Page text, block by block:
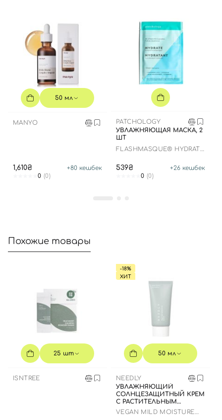
50 мл
MANYO
1,610₴ +80 кешбек
0 (0)
PATCHOLOGY
УВЛАЖНЯЮЩАЯ МАСКА, 2
ШТ
FLASHMASQUE® HYDRATE
539₴ +26 кешбек
0 (0)
Похожие товары
25 шт
ISNTREE
-18%
ХИТ
50 мл
NEEDLY
УВЛАЖНЯЮЩИЙ
СОЛНЦЕЗАЩИТНЫЙ КРЕМ
С РАСТИТЕЛЬНЫМ
СКВАЛАНОМ, 50 МЛ
VEGAN MILD MOISTURE
Регистрация